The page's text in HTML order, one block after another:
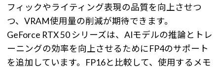
フィックやライティング表現の品質を向上させつ
つ、VRAM使用量の削減が期待できます。
GeForce RTX 50 シリーズは、AIモデルの推論とトレ
ーニングの効率を向上させるためにFP4のサポート
を追加しています。FP16と比較して、使用するメモ